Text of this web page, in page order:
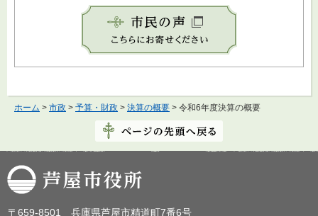
ホーム > 市政 > 予算・財政 > 決算の概要 > 令和6年度決算の概要
芦屋市役所
〒659-8501 兵庫県芦屋市精道町7番6号